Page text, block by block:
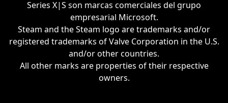
Series X|S son marcas comerciales del grupo
empresarial Microsoft.
Steam and the Steam logo are trademarks and/or
registered trademarks of Valve Corporation in the U.S.
and/or other countries.
All other marks are properties of their respective
owners.